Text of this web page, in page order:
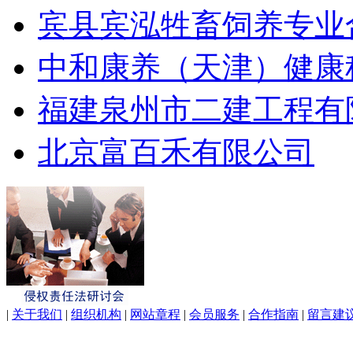
宾县宾泓牲畜饲养专
中和康养（天津）健
福建泉州市二建工程
北京富百禾有限公司
| 关于我们 | 组织机构 | 网站章程 | 会员服务 | 合作指南 | 留言建